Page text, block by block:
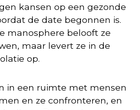
kansen op een gezonde
de date begonnen is.
manosphere belooft ze
maar levert ze in de
op.
in een ruimte met mensen
en ze confronteren, en